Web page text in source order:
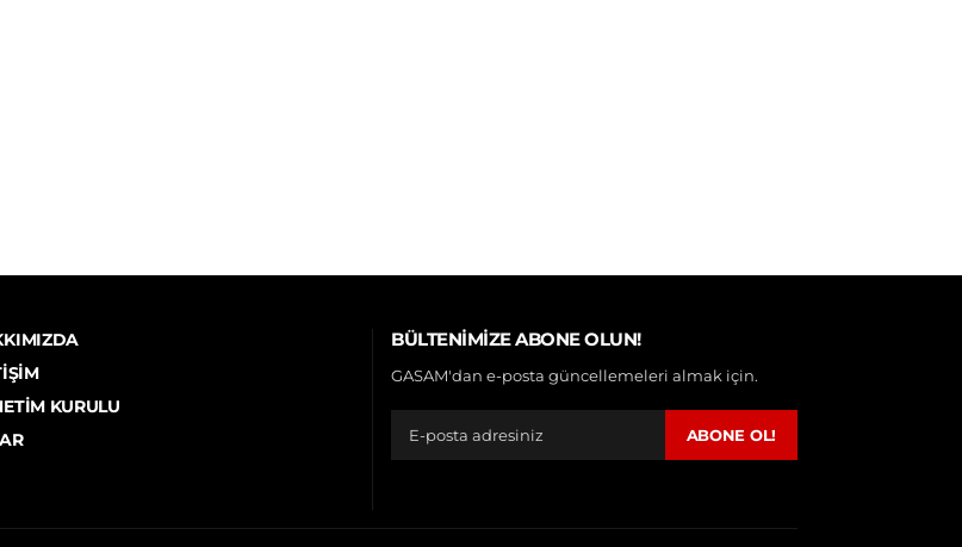
KURULU
BÜLTENIMIZE ABONE OLUN!
GASAM'dan e-posta güncellemeleri almak için.
ABONE OL!